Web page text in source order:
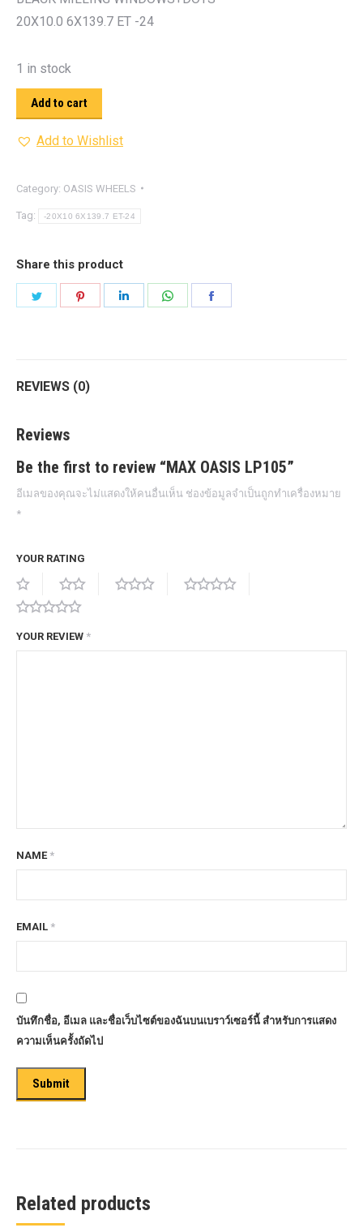
20X10.0 6X139.7 ET -24
1 in stock
Add to cart
Add to Wishlist
Category: OASIS WHEELS
Tag: -20X10 6X139.7 ET-24
Share this product
REVIEWS (0)
Reviews
Be the first to review “MAX OASIS LP105”
อีเมลของคุณจะไม่แสดงให้คนอื่นเห็น ช่องข้อมูลจำเป็นถูกทำเครื่องหมาย
*
YOUR RATING
YOUR REVIEW *
NAME *
EMAIL *
บันทึกชื่อ, อีเมล และชื่อเว็บไซต์ของฉันบนเบราว์เซอร์นี้ สำหรับการแสดง
ความเห็นครั้งถัดไป
Related products